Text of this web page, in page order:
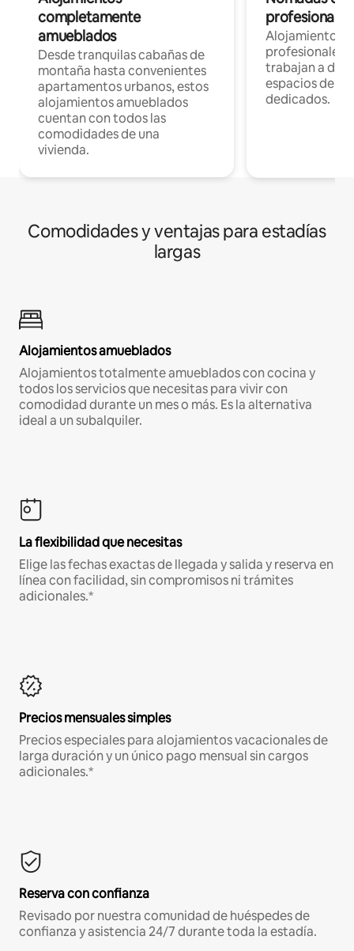
completamente
amueblados
Desde tranquilas cabañas de
montaña hasta convenientes
apartamentos urbanos, estos
alojamientos amueblados
cuentan con todos las
comodidades de una
vivienda.
Alojamientos
profesionales
trabajan a
espacios de
dedicados.
Comodidades y ventajas para estadías
largas
Alojamientos amueblados
Alojamientos totalmente amueblados con cocina y
todos los servicios que necesitas para vivir con
comodidad durante un mes o más. Es la alternativa
ideal a un subalquiler.
La flexibilidad que necesitas
Elige las fechas exactas de llegada y salida y reserva en
línea con facilidad, sin compromisos ni trámites
adicionales.*
Precios mensuales simples
Precios especiales para alojamientos vacacionales de
larga duración y un único pago mensual sin cargos
adicionales.*
Reserva con confianza
Revisado por nuestra comunidad de huéspedes de
confianza y asistencia 24/7 durante toda la estadía.